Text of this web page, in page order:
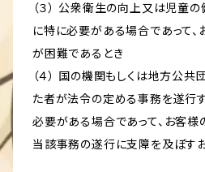
（３） 公衆衛生の向上又は児童
に特に必要がある場合であって
が困難であるとき
（４） 国の機関もしくは地方公
た者が法令の定める事務を遂行
必要がある場合であって、お客様
当該事務の遂行に支障を及ぼす